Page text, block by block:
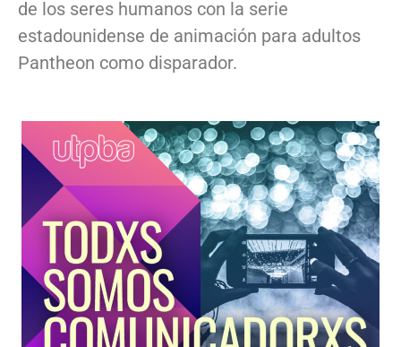
de los seres humanos con la serie
estadounidense de animación para adultos
Pantheon como disparador.